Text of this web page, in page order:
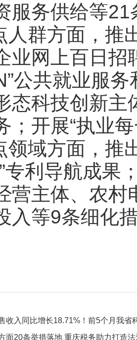
服务供给等21
人群方面，推
业网上百日
公共就业服
态科技创新主
；开展“执业
领域方面，推
专利导航成果
营主体、农村
入等9条细化
收入同比增长18.71%！前5个月我省
面20条举措落地 重庆税务助力打造